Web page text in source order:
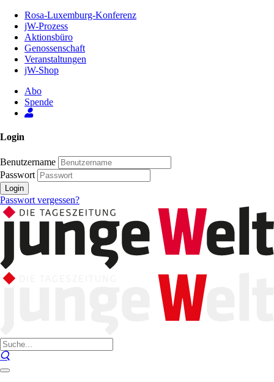
Inhalt
Seite
Rosa-Luxemburg-Konferenz
jW-Prozess
Aktionsbüro
Genossenschaft
Veranstaltungen
jW-Shop
Abo
Spende
Login
Benutzername
Passwort
Login
Passwort vergessen?